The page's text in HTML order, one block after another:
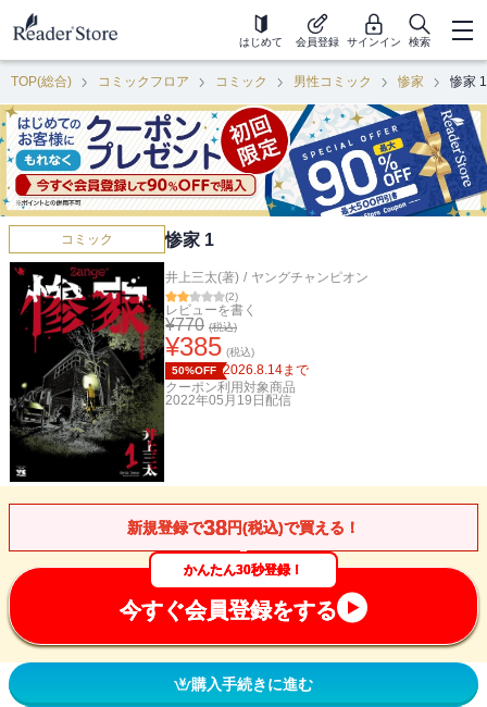
はじめて 会員登録 サインイン 検索
TOP(総合) コミックフロア コミック 男性コミック 惨家 惨家 1
コミック 惨家 1
井上三太(著) / ヤングチャンピオン
(2)
レビューを書く
¥770 (税込)
¥385 (税込)
50%OFF 2026.8.14まで
クーポン利用対象商品
2022年05月19日 配信
新規登録で38円(税込)で買える！
かんたん30秒登録！
今すぐ会員登録をする
購入手続きに進む